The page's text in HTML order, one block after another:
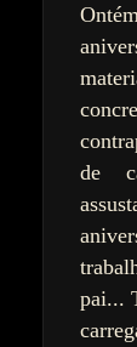
de
pai...